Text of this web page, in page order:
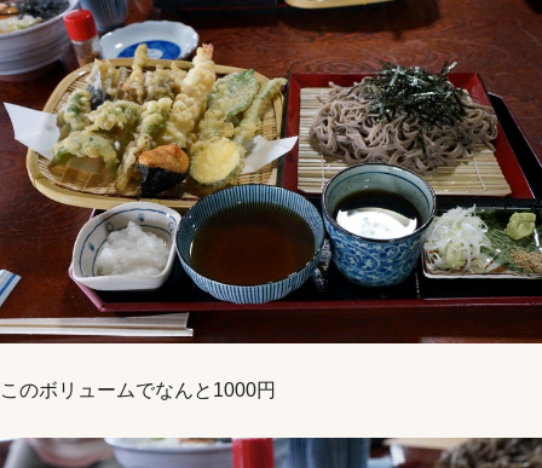
このボリュームでなんと1000円